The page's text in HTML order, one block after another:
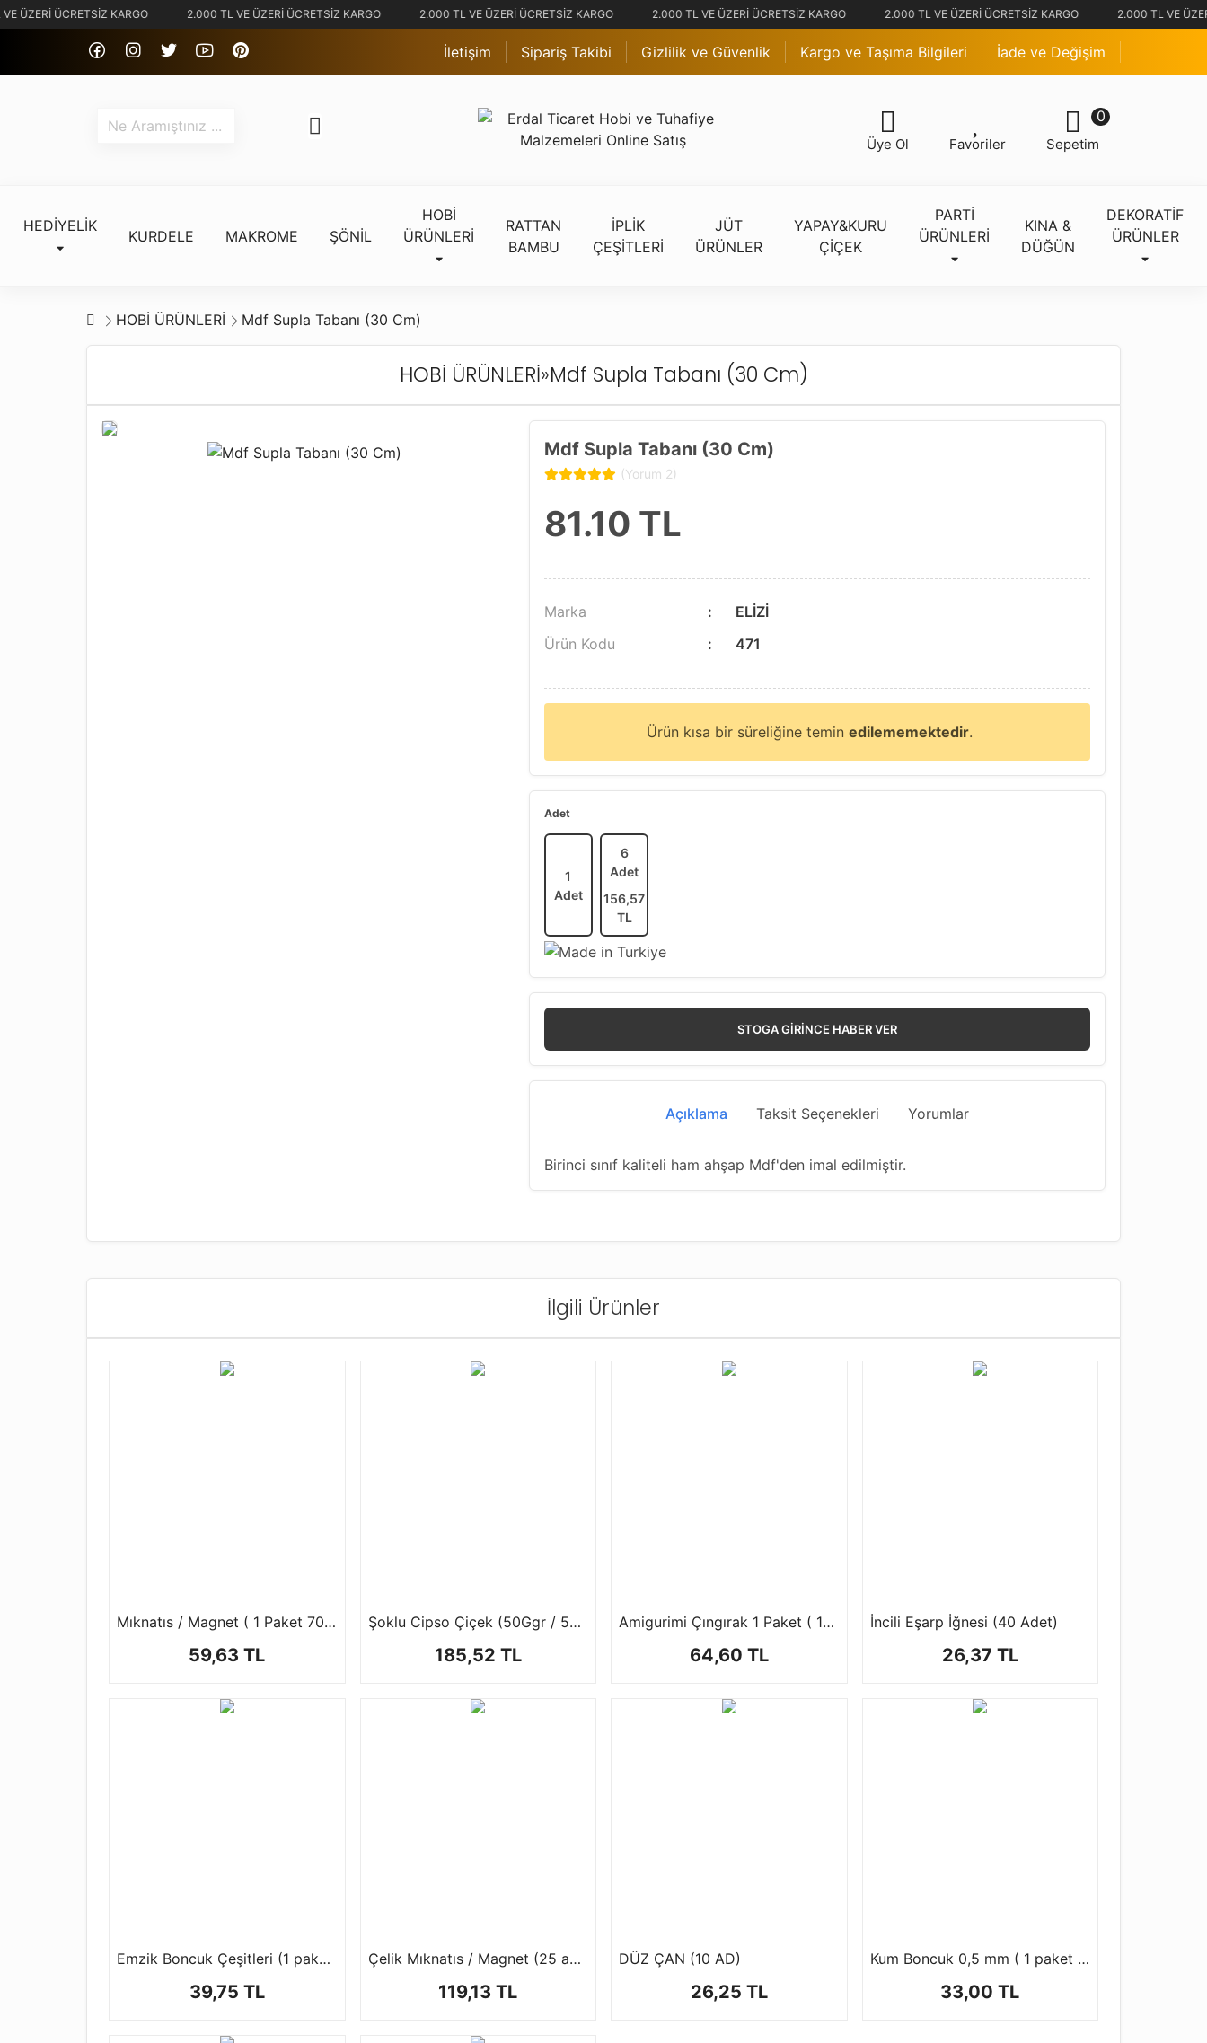
ÜZERİ ÜCRETSİZ KARGO 2.000 TL VE ÜZERİ ÜCRETSİZ KARGO 2.000 TL VE ÜZERİ ÜCRETSİZ KARGO 2.000 TL VE ÜZERİ ÜCRETSİZ KARGO 2.000 TL VE ÜZERİ ÜCRETSİZ KARGO 2.000 TL VE
İletişim Sipariş Takibi Gizlilik ve Güvenlik Kargo ve Taşıma Bilgileri İade ve Değişim
Sepetim
0
Favoriler
Üye Ol
HEDİYELİK
KURDELE MAKROME ŞÖNİL
HOBİ
ÜRÜNLERİ
RATTAN
BAMBU
İPLİK
ÇEŞİTLERİ
JÜT
ÜRÜNLER
YAPAY&KURU
ÇİÇEK
PARTİ
ÜRÜNLERİ
KINA &
DÜĞÜN
DEKORATİF
ÜRÜNLER
HOBİ ÜRÜNLERİ Mdf Supla Tabanı (30 Cm)
HOBİ ÜRÜNLERİ»Mdf Supla Tabanı (30 Cm)
Mdf Supla Tabanı (30 Cm)
(Yorum 2)
81.10 TL
Marka
ELİZİ
Ürün Kodu
471
Ürün kısa bir süreliğine teminedilememektedir.
Adet
1
Adet
6
Adet
156,57
TL
STOGA GIRINCE HABER VER
Açıklama Taksit Seçenekleri Yorumlar
Birinci sınıf kaliteli ham ahşap Mdf'den imal edilmiştir.
İlgili Ürünler
Mıknatıs / Magnet ( 1 Paket 70 ad )
59,63 TL
Şoklu Cipso Çiçek (50Ggr / 50 cm )
185,52 TL
Amigurimi Çıngırak 1 Paket ( 10 ad ) 2 Farklı Boyutta
64,60 TL
İncili Eşarp İğnesi (40 Adet)
26,37 TL
Emzik Boncuk Çeşitleri (1 paket-50 gr)
39,75 TL
Çelik Mıknatıs / Magnet (25 adet)
119,13 TL
DÜZ ÇAN (10 AD)
26,25 TL
Kum Boncuk 0,5 mm ( 1 paket 100 gr )
33,00 TL